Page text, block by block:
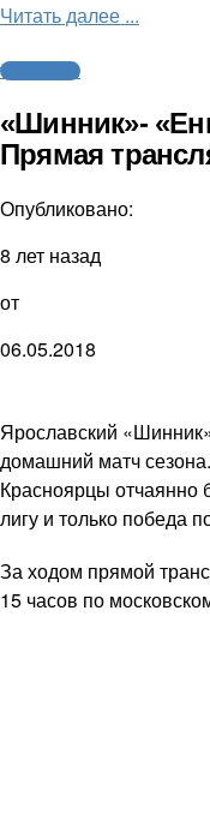
Читать далее ...
Трансляции
«Шинник»-
Прямая
Опубликовано:
8 лет назад
от
06.05.2018
Ярославский
домашний матч
Красноярцы отчаянно
лигу и только победа
За ходом прямой
15 часов по